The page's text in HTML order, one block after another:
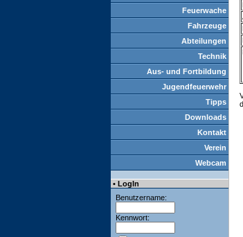
Feuerwache
Fahrzeuge
Abteilungen
Technik
Aus- und Fortbildung
Jugendfeuerwehr
Tipps
Downloads
Kontakt
Verein
Webcam
• LogIn
Benutzername:
Kennwort: